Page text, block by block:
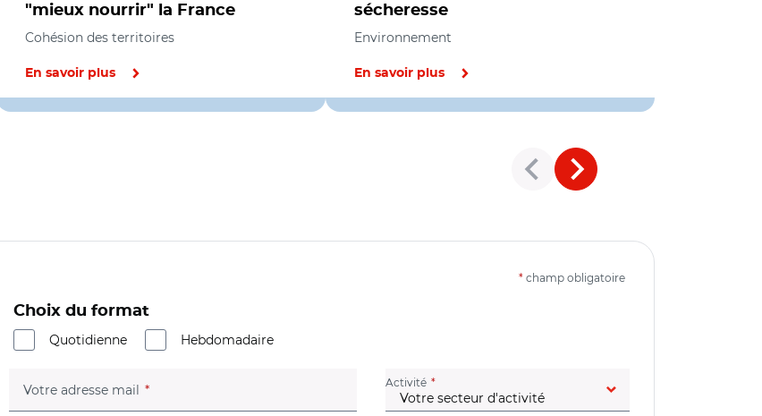
"mieux nourrir" la France
Cohésion des territoires
En savoir plus
sécheresse
Environnement
En savoir plus
* champ obligatoire
Choix du format
Quotidienne
Hebdomadaire
Votre adresse mail (champ obligatoire) Activité (champ obligatoire)